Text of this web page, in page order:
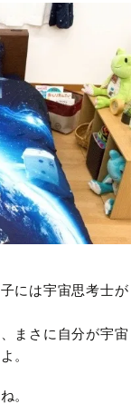
には宇宙思考士が
まさに自分が宇宙
。
。